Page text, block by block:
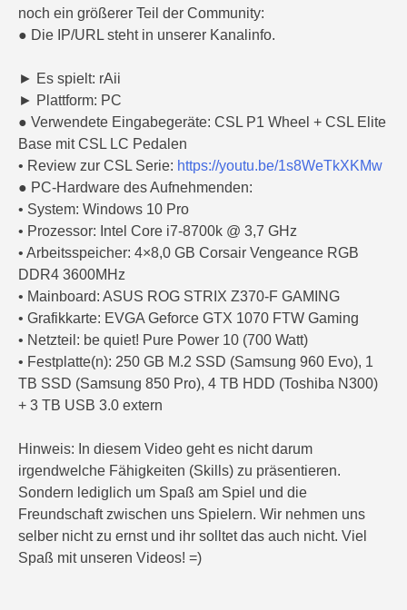
noch ein größerer Teil der Community:
● Die IP/URL steht in unserer Kanalinfo.
► Es spielt: rAii
► Plattform: PC
● Verwendete Eingabegeräte: CSL P1 Wheel + CSL Elite
Base mit CSL LC Pedalen
• Review zur CSL Serie: https://youtu.be/1s8WeTkXKMw
● PC-Hardware des Aufnehmenden:
• System: Windows 10 Pro
• Prozessor: Intel Core i7-8700k @ 3,7 GHz
• Arbeitsspeicher: 4×8,0 GB Corsair Vengeance RGB
DDR4 3600MHz
• Mainboard: ASUS ROG STRIX Z370-F GAMING
• Grafikkarte: EVGA Geforce GTX 1070 FTW Gaming
• Netzteil: be quiet! Pure Power 10 (700 Watt)
• Festplatte(n): 250 GB M.2 SSD (Samsung 960 Evo), 1
TB SSD (Samsung 850 Pro), 4 TB HDD (Toshiba N300)
+ 3 TB USB 3.0 extern
Hinweis: In diesem Video geht es nicht darum
irgendwelche Fähigkeiten (Skills) zu präsentieren.
Sondern lediglich um Spaß am Spiel und die
Freundschaft zwischen uns Spielern. Wir nehmen uns
selber nicht zu ernst und ihr solltet das auch nicht. Viel
Spaß mit unseren Videos! =)